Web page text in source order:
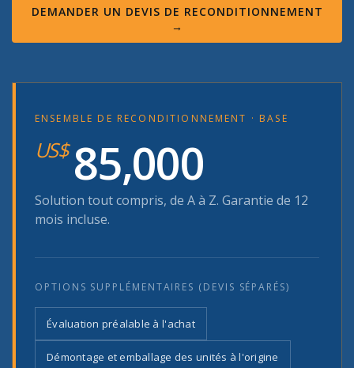
DEMANDER UN DEVIS DE RECONDITIONNEMENT
→
ENSEMBLE DE RECONDITIONNEMENT · BASE
US$ 85,000
Solution tout compris, de A à Z. Garantie de 12
mois incluse.
OPTIONS SUPPLÉMENTAIRES (DEVIS SÉPARÉS)
Évaluation préalable à l'achat
Démontage et emballage des unités à l'origine